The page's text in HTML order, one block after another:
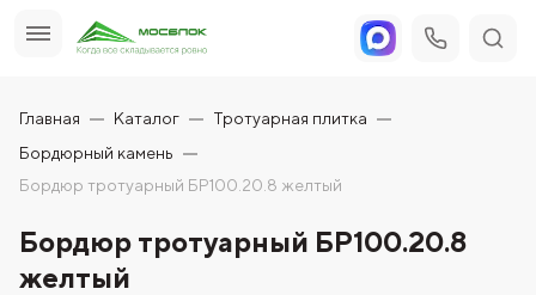
Главная Каталог
Тротуарная плитка
Бордюрный камень
Бордюр тротуарный БР100.20.8 желтый
Бордюр тротуарный БР100.20.8
желтый